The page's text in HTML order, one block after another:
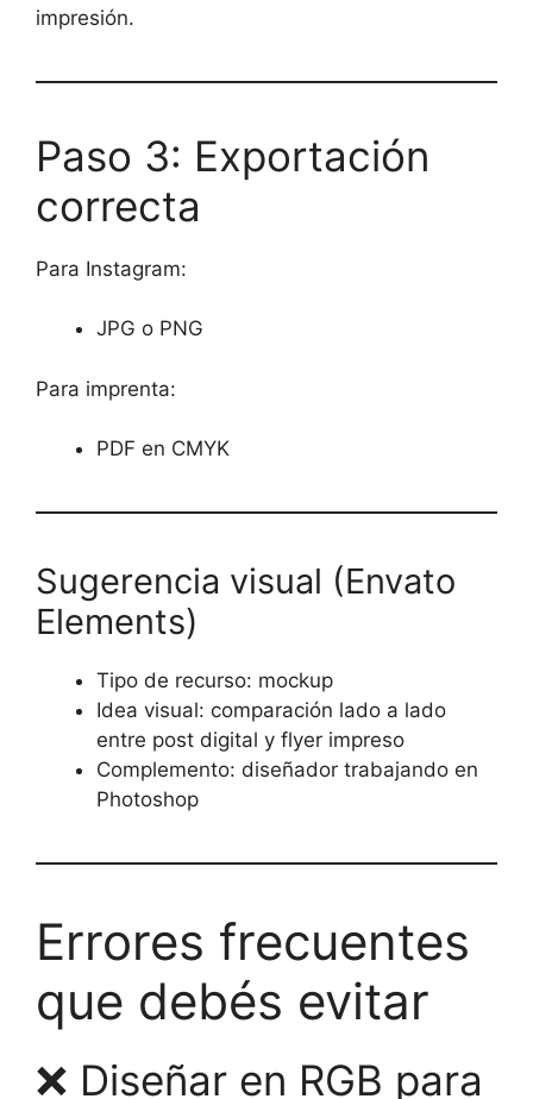
impresión.
Paso 3: Exportación
correcta
Para Instagram:
JPG o PNG
Para imprenta:
PDF en CMYK
Sugerencia visual (Envato
Elements)
Tipo de recurso: mockup
Idea visual: comparación lado a lado
entre post digital y flyer impreso
Complemento: diseñador trabajando en
Photoshop
Errores frecuentes
que debés evitar
❌ Diseñar en RGB para